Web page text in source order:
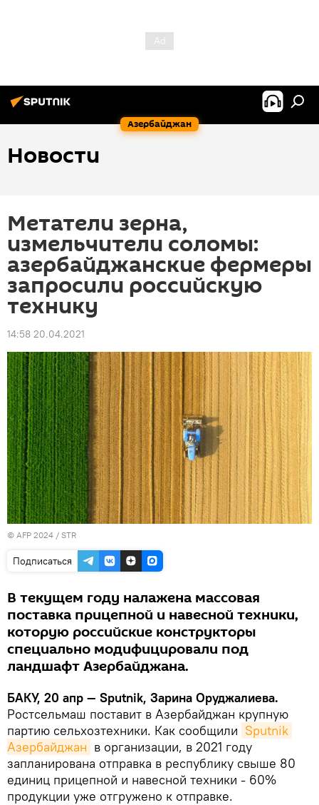
Азербайджан
Новости
Метатели зерна,
измельчители соломы:
азербайджанские фермеры
запросили российскую
технику
14:58 20.04.2021
© AFP 2024 / STR
Подписаться
В текущем году налажена массовая
поставка прицепной и навесной техники,
которую российские конструкторы
специально модифицировали под
ландшафт Азербайджана.
БАКУ, 20 апр — Sputnik, Зарина Оруджалиева.
Ростсельмаш поставит в Азербайджан крупную
партию сельхозтехники. Как сообщили Sputnik
Азербайджан в организации, в 2021 году
запланирована отправка в республику свыше 80
единиц прицепной и навесной техники - 60%
продукции уже отгружено к отправке.